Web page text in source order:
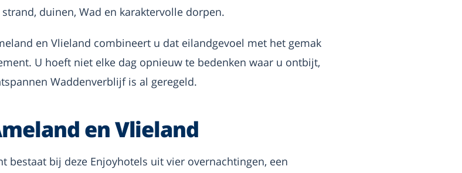
duinen, Wad en karaktervolle dorpen.
en Vlieland combineert u dat eilandgevoel met het gemak
U hoeft niet elke dag opnieuw te bedenken waar u ontbijt,
Waddenverblijf is al geregeld.
en Vlieland
bestaat bij deze Enjoyhotels uit vier overnachtingen, een